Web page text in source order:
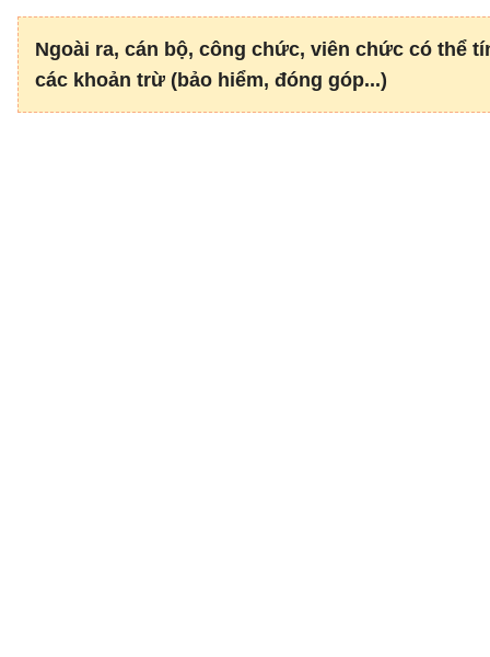
Ngoài ra, cán bộ, công chức, viên chức có thể
các khoản trừ (bảo hiểm, đóng góp...)